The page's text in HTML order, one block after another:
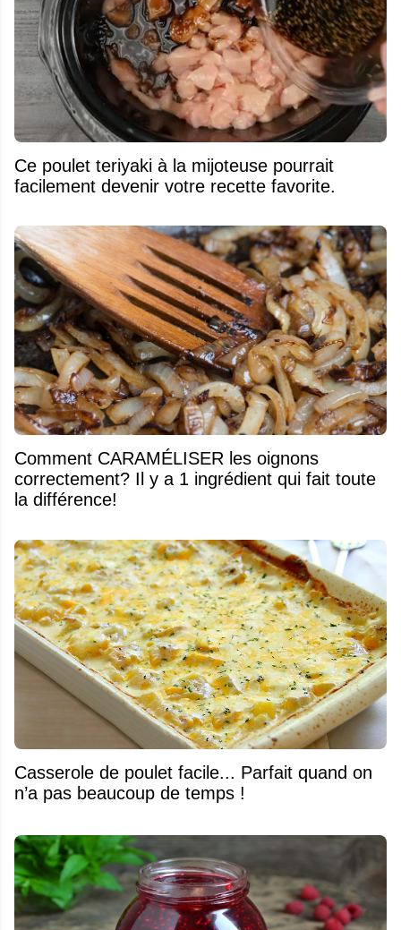
Ce poulet teriyaki à la mijoteuse pourrait
facilement devenir votre recette favorite.
Comment CARAMÉLISER les oignons
correctement? Il y a 1 ingrédient qui fait toute
la différence!
Casserole de poulet facile... Parfait quand on
n’a pas beaucoup de temps !